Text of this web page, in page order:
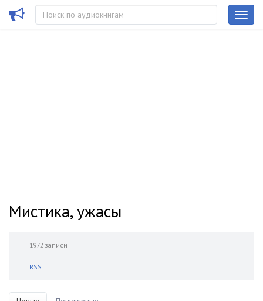
Мистика, ужасы
1972 записи
RSS